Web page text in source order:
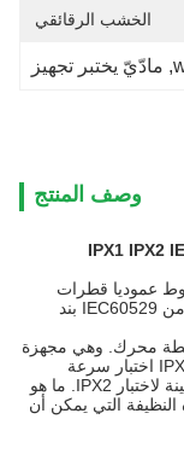
الخشب الرقائقي
, مادّيّ يختبر تجهيز
وصف المنتج
عموديا قطرات
المياه. تم تصميمها وتصنيعها وفقا لمتطلبات معيار من IEC60529 بند
محرك. وهي مجهزة
الجدول موضوعي للتدوير الذي هو 1R / دقيقة لIPX1 اختبار سرعة
الدوران. وهي مجهزة أيضا مع 15 ° شطبة لدعم عينة لاختبار IPX2. ما هو
التي يمكن أن